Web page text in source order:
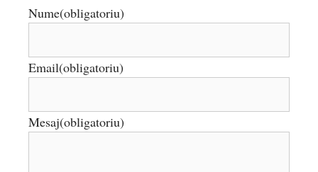
Nume(obligatoriu)
Email(obligatoriu)
Mesaj(obligatoriu)